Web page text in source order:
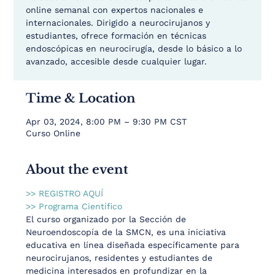
online semanal con expertos nacionales e
internacionales. Dirigido a neurocirujanos y
estudiantes, ofrece formación en técnicas
endoscópicas en neurocirugía, desde lo básico a lo
avanzado, accesible desde cualquier lugar.
Time & Location
Apr 03, 2024, 8:00 PM – 9:30 PM CST
Curso Online
About the event
>> REGISTRO AQUÍ
>> Programa Científico
El curso organizado por la Sección de
Neuroendoscopía de la SMCN, es una iniciativa
educativa en línea diseñada específicamente para
neurocirujanos, residentes y estudiantes de
medicina interesados en profundizar en la